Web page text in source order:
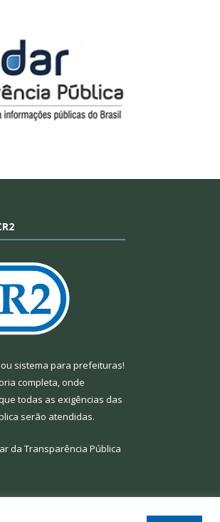
ou sistema para prefeituras!
completa, onde
todas as exigências das
serão atendidas.
da Transparência Pública